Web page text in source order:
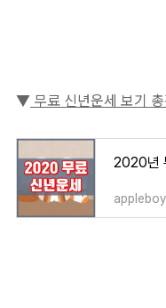
▼ 무료 신년운세 보기
2020년